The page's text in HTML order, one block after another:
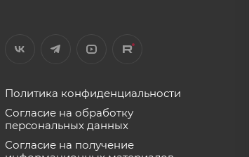
Политика конфиденциальности
Согласие на обработку
персональных данных
Согласие на получение